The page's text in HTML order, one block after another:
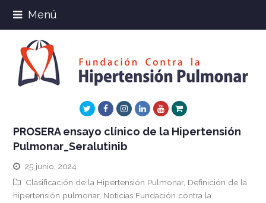
Menú
TwitterFacebookInstagram
LinkedInYoutube
Xing
PROSERA ensayo clínico de la Hipertensión
Pulmonar_Seralutinib
25 junio, 2024
Clasificación de la Hipertensión Pulmonar, Definición de la
hipertensión pulmonar, Noticias Fundación contra la